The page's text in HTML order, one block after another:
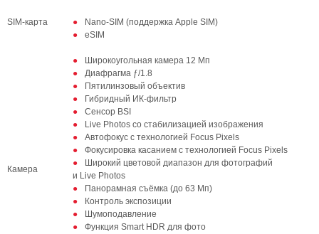
SIM‑карта
Nano‑SIM (поддержка Apple SIM)
eSIM
Камера
Широкоугольная камера 12 Мп
Диафрагма ƒ/1.8
Пятилинзовый объектив
Гибридный ИК‑фильтр
Сенсор BSI
Live Photos со стабилизацией изображения
Автофокус с технологией Focus Pixels
Фокусировка касанием с технологией Focus Pixels
Широкий цветовой диапазон для фотографий
и Live Photos
Панорамная съёмка (до 63 Мп)
Контроль экспозиции
Шумоподавление
Функция Smart HDR для фото